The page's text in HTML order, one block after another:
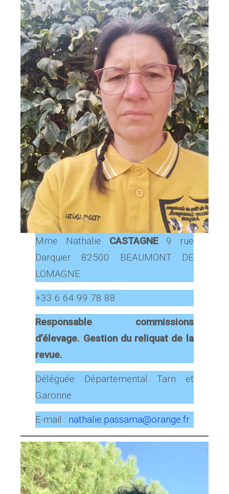
Mme Nathalie CASTAGNE9 rue
Darquier 82500 BEAUMONT DE
LOMAGNE
+33 6 64 99 78 88
Responsable commissions
d’élevage. Gestion du reliquat de la
revue.
Déléguée Départemental Tarn et
Garonne
E-mail : nathalie.passama@orange.fr